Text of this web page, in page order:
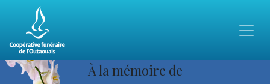
À la mémoire de